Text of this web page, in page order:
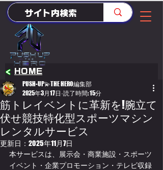
HOME
<
筋トレイベントに革新を!腕立て
伏せ競技特化型スポーツマシン
レンタルサービス
PUSH-UP💫THE HERO編集部
2025年3月17日 読了時間: 15分
更新日： 2025年11月7日
本サービスは、展示会・商業施設・スポーツ
イベント・企業プロモーション・テレビ収録